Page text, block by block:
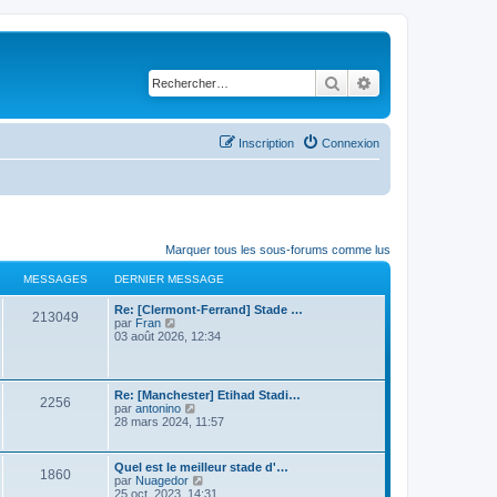
Rechercher
Connexion
Inscription
Marquer tous les sous-forums comme lus
MESSAGES DERNIER MESSAGE
213049
Re: [Clermont-Ferrand] Stade …
par Fran
o
t
e
r
e
d
e
r
03 août 2026, 12:34
2256
Re: [Manchester] Etihad Stadi…
par antonino
o
u
l
t
28 mars 2024, 11:57
1860
Quel est le meilleur stade d'…
par Nuagedor
o
25 oct. 2023, 14:31